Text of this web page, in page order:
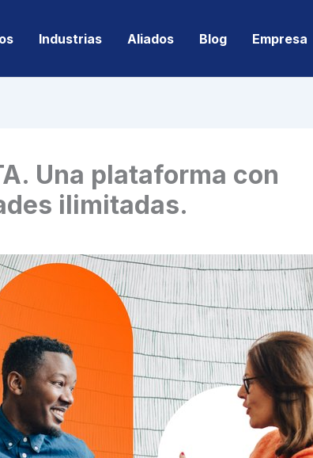
Industrias Aliados Blog Empresa
Una plataforma con
ilimitadas.